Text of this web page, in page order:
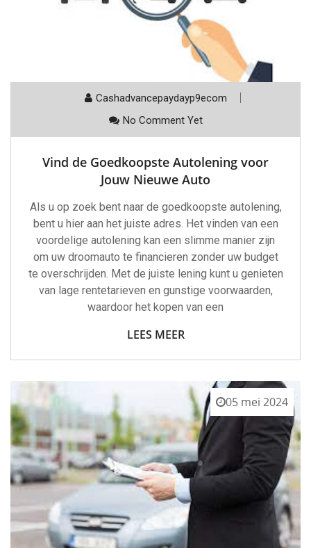
Cashadvancepaydayp9ecom
No Comment Yet
Vind de Goedkoopste Autolening voor
Jouw Nieuwe Auto
Als u op zoek bent naar de goedkoopste autolening,
bent u hier aan het juiste adres. Het vinden van een
voordelige autolening kan een slimme manier zijn
om uw droomauto te financieren zonder uw budget
te overschrijden. Met de juiste lening kunt u genieten
van lage rentetarieven en gunstige voorwaarden,
waardoor het kopen van een
LEES MEER
05 mei 2024